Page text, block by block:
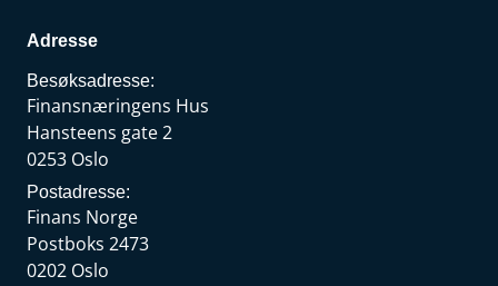
Adresse
Besøksadresse:
Finansnæringens Hus
Hansteens gate 2
0253 Oslo
Postadresse:
Finans Norge
Postboks 2473
0202 Oslo